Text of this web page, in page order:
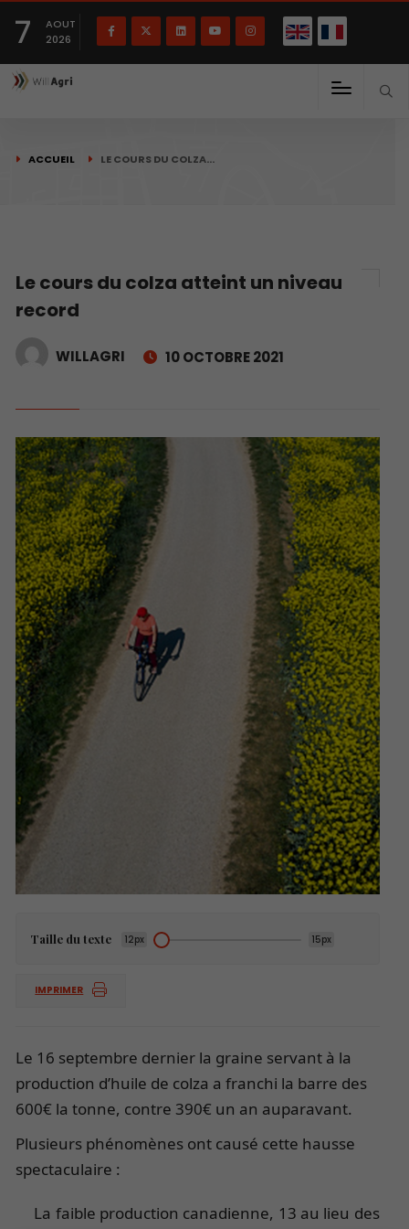
7
AOUT
2026
ACCUEIL LE COURS DU COLZA…
Le cours du colza atteint un niveau
record
WILLAGRI 10 OCTOBRE 2021
Taille du texte 12px 15px
IMPRIMER
Le 16 septembre dernier la graine servant à la
production d’huile de colza a franchi la barre des
600€ la tonne, contre 390€ un an auparavant.
Plusieurs phénomènes ont causé cette hausse
spectaculaire :
La faible production canadienne, 13 au lieu des
Français English(English)